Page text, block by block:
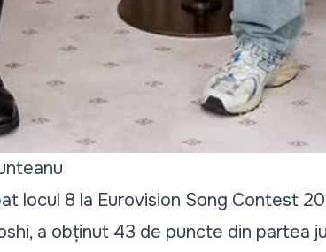
locul 8 la Eurovision Song Contest
a obținut 43 de puncte din partea